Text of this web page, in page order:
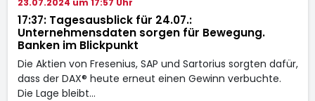
23.07.2024 um 17:57 Uhr
17:37: Tagesausblick für 24.07.:
Unternehmensdaten sorgen für Bewegung.
Banken im Blickpunkt
Die Aktien von Fresenius, SAP und Sartorius sorgten dafür,
dass der DAX® heute erneut einen Gewinn verbuchte.
Die Lage bleibt…